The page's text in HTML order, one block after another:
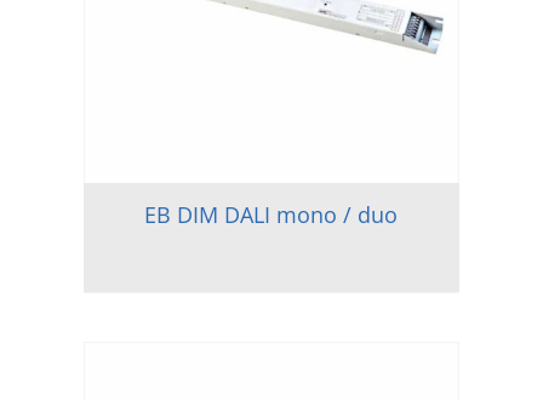
EB DIM DALI mono / duo